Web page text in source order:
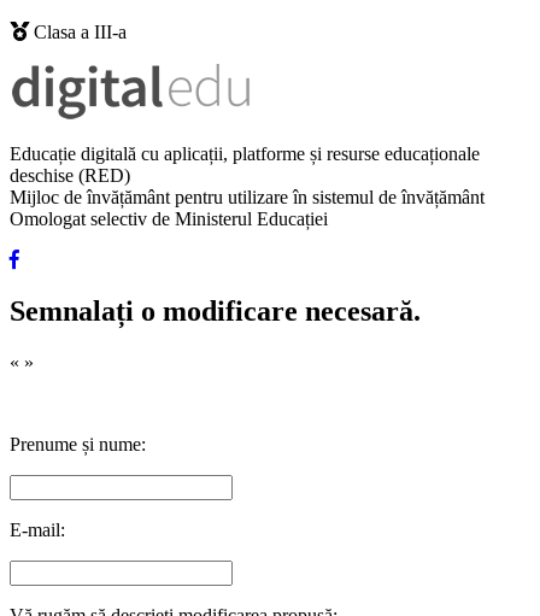
Clasa a III-a
Educație digitală cu aplicații, platforme și resurse educaționale
deschise (RED)
Mijloc de învățământ pentru utilizare în sistemul de învățământ
Omologat selectiv de Ministerul Educației
Semnalați o modificare necesară.
« »
Prenume și nume:
E-mail: